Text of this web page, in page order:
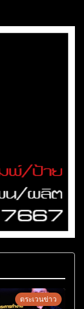
ตระเวนข่าว